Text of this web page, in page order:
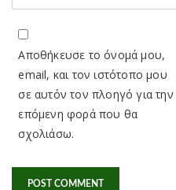
Αποθήκευσε το όνομά μου,
email, και τον ιστότοπο μου
σε αυτόν τον πλοηγό για την
επόμενη φορά που θα
σχολιάσω.